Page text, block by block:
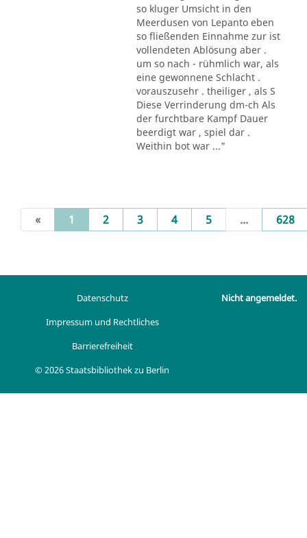
so kluger Umsicht in den
Meerdusen von Lepanto eben
so fließenden Einnahme zur ist
vollendeten Ablösung aber .
um so nach - rühmlich war, als
eine gewonnene Schlacht .
vorauszusehr . theiliger , als S
Diese Verrinderung dm-ch Als
der furchtbare Kampf Dauer
beerdigt war , spiel dar .
Weithin bot war ..."
« 1 (current)
2 3 4 5 ... 628
Datenschutz
Impressum und Rechtliches
Barrierefreiheit
© 2026 Staatsbibliothek zu Berlin
Nicht angemeldet.